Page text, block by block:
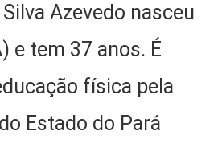
Azevedo nasceu
e tem 37 anos. É
física pela
Estado do Pará